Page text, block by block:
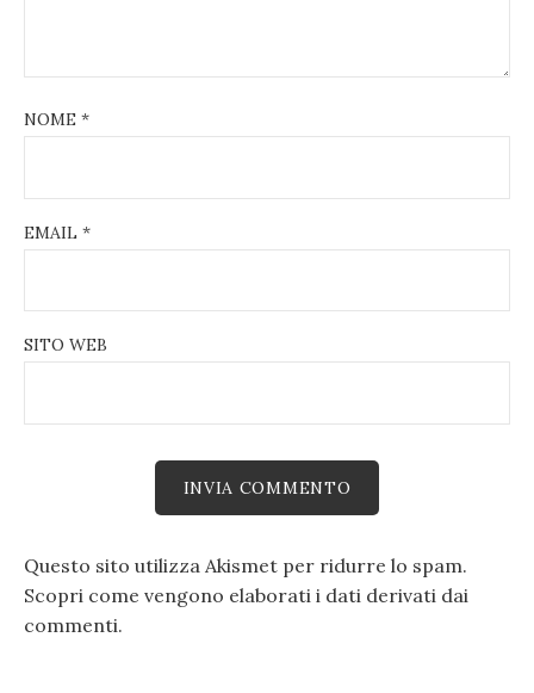
NOME *
EMAIL *
SITO WEB
Questo sito utilizza Akismet per ridurre lo spam.
Scopri come vengono elaborati i dati derivati dai
commenti.